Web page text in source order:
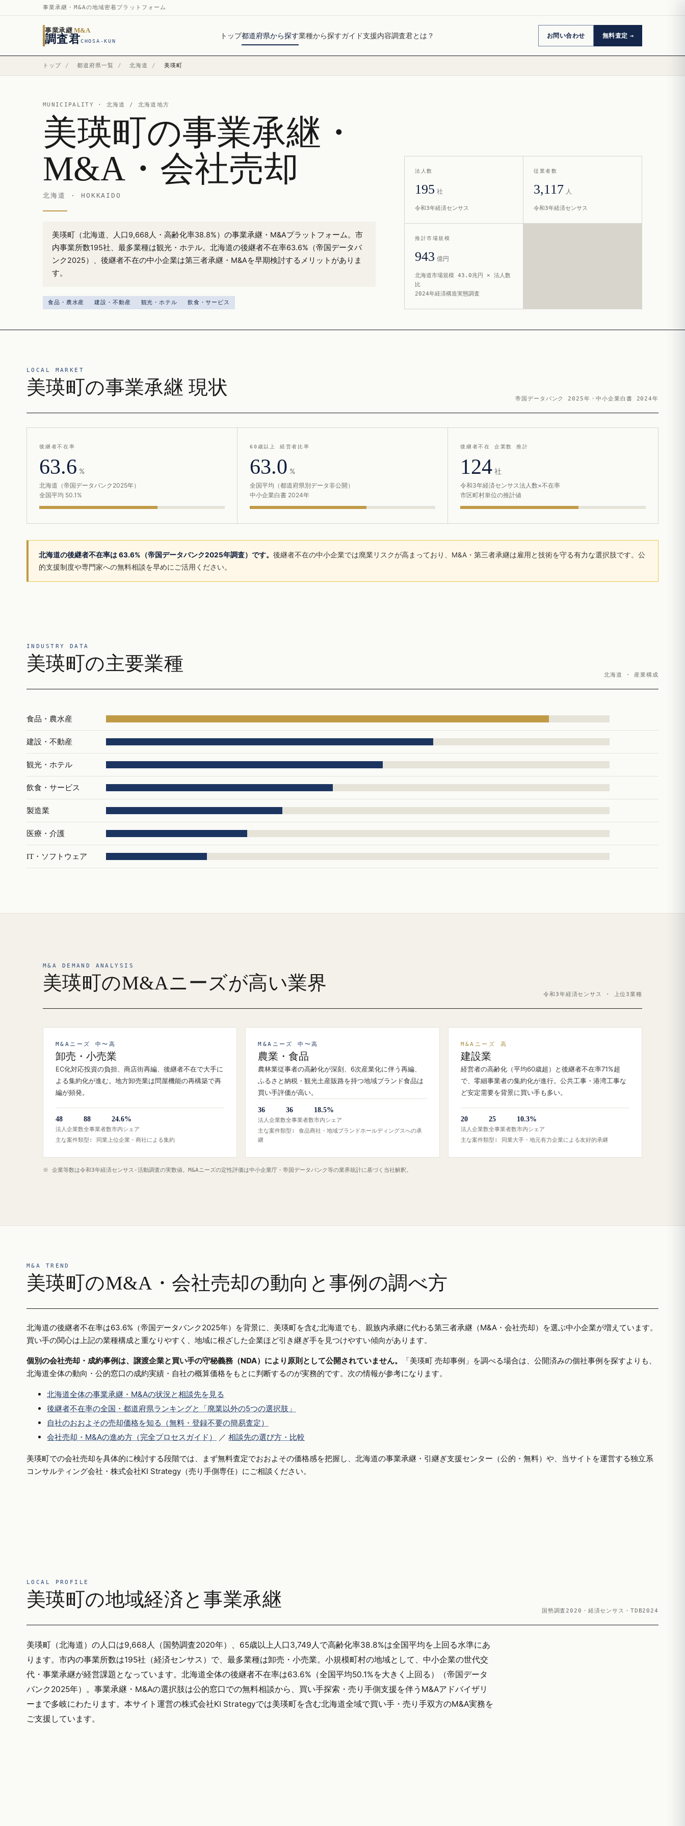
事業承継・M&Aの地域密着プラットフォーム
事業承継 M&A
調査君CHOSA-KUN
トップ都道府県から探す業種から探すガイド支援内容調査君とは？ お問い合わせ 無料査定
トップ / 都道府県一覧 / 北海道 / 美瑛町
MUNICIPALITY · 北海道 / 北海道地方
美瑛町の事業承継・
M&A・会社売却
北海道 · HOKKAIDO
美瑛町（北海道、人口9,668人・高齢化率38.8%）の事業承継・M&Aプラットフォーム。市
内事業所数195社、最多業種は観光・ホテル。北海道の後継者不在率63.6%（帝国データバ
ンク2025）、後継者不在の中小企業は第三者承継・M&Aを早期検討するメリットがありま
す。
食品・農水産 建設・不動産 観光・ホテル 飲食・サービス
法人数
195 社
令和3年経済センサス
従業者数
3,117 人
令和3年経済センサス
推計市場規模
943 億円
北海道市場規模 43.0兆円 × 法人数
比
2024年経済構造実態調査
LOCAL MARKET
美瑛町の事業承継 現状
帝国データバンク 2025年・中小企業白書 2024年
後継者不在率
63.6 %
北海道（帝国データバンク2025年）
全国平均 50.1%
60歳以上 経営者比率
63.0 %
全国平均（都道府県別データ非公開）
中小企業白書 2024年
後継者不在 企業数 推計
124 社
令和3年経済センサス法人数×不在率
市区町村単位の推計値
北海道の後継者不在率は 63.6%（帝国データバンク2025年調査）です。 後継者不在の中小企業では廃業リスクが高まっており、M&A・第三者承継は雇用と技術を守る有力な選択肢です。公
的支援制度や専門家への無料相談を早めにご活用ください。
INDUSTRY DATA
美瑛町の主要業種
北海道 · 産業構成
食品・農水産
建設・不動産
観光・ホテル
飲食・サービス
製造業
医療・介護
IT・ソフトウェア
M&A DEMAND ANALYSIS
美瑛町のM&Aニーズが高い業界
令和3年経済センサス · 上位3業種
M&Aニーズ 中〜高
卸売・小売業
EC化対応投資の負担、商店街再編、後継者不在で大手に
よる集約化が進む。地方卸売業は問屋機能の再構築で再
編が頻発。
48
法人企業数
88
全事業者数
24.6%
市内シェア
主な案件類型: 同業上位企業・商社による集約
M&Aニーズ 中〜高
農業・食品
農林業従事者の高齢化が深刻、6次産業化に伴う再編、
ふるさと納税・観光土産販路を持つ地域ブランド食品は
買い手評価が高い。
36
法人企業数
36
全事業者数
18.5%
市内シェア
主な案件類型: 食品商社・地域ブランドホールディングスへの承
継
M&Aニーズ 高
建設業
経営者の高齢化（平均60歳超）と後継者不在率71%超
で、零細事業者の集約化が進行。公共工事・港湾工事な
ど安定需要を背景に買い手も多い。
20
法人企業数
25
全事業者数
10.3%
市内シェア
主な案件類型: 同業大手・地元有力企業による友好的承継
※ 企業等数は令和3年経済センサス‐活動調査の実数値。M&Aニーズの定性評価は中小企業庁・帝国データバンク等の業界統計に基づく当社解釈。
M&A TREND
美瑛町のM&A・会社売却の動向と事例の調べ方
北海道の後継者不在率は63.6%（帝国データバンク2025年）を背景に、美瑛町を含む北海道でも、親族内承継に代わる第三者承継（M&A・会社売却）を選ぶ中小企業が増えています。
買い手の関心は上記の業種構成と重なりやすく、地域に根ざした企業ほど引き継ぎ手を見つけやすい傾向があります。
個別の会社売却・成約事例は、譲渡企業と買い手の守秘義務（NDA）により原則として公開されていません。
「美瑛町 売却事例」を調べる場合は、公開済みの個社事例を探すよりも、
北海道全体の動向・公的窓口の成約実績・自社の概算価格をもとに判断するのが実務的です。次の情報が参考になります。
北海道全体の事業承継・M&Aの状況と相談先を見る
後継者不在率の全国・都道府県ランキングと「廃業以外の5つの選択肢」
自社のおおよその売却価格を知る（無料・登録不要の簡易査定）
会社売却・M&Aの進め方（完全プロセスガイド）
／ 相談先の選び方・比較
美瑛町での会社売却を具体的に検討する段階では、まず無料査定でおおよその価格感を把握し、北海道の事業承継・引継ぎ支援センター（公的・無料）や、当サイトを運営する独立系
コンサルティング会社・株式会社KI Strategy（売り手側専任）にご相談ください。
LOCAL PROFILE
美瑛町の地域経済と事業承継
国勢調査2020・経済センサス・TDB2024
美瑛町（北海道）の人口は9,668人（国勢調査2020年）、65歳以上人口3,749人で高齢化率38.8%は全国平均を上回る水準にあ
ります。市内の事業所数は195社（経済センサス）で、最多業種は卸売・小売業。小規模町村の地域として、中小企業の世代交
代・事業承継が経営課題となっています。北海道全体の後継者不在率は63.6%（全国平均50.1%を大きく上回る）（帝国データ
バンク2025年）。事業承継・M&Aの選択肢は公的窓口での無料相談から、買い手探索・売り手側支援を伴うM&Aアドバイザリ
ーまで多岐にわたります。本サイト運営の株式会社KI Strategyでは美瑛町を含む北海道全域で買い手・売り手双方のM&A実務を
ご支援しています。